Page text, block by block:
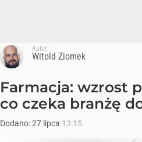
Autor:
Witold Ziomek
Farmacja: wzrost
co czeka branżę
Dodano:27 lipca 13:15